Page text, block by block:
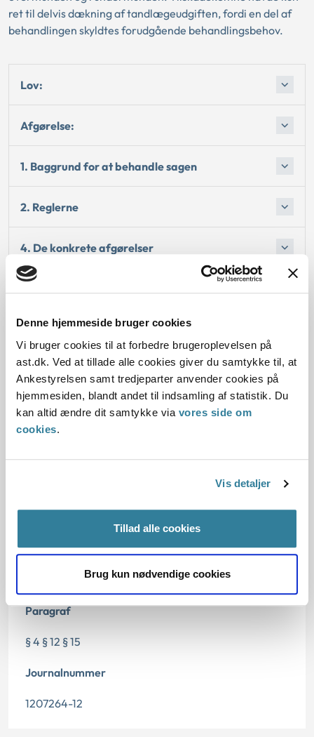
Denne hjemmeside bruger cookies
Vi bruger cookies til at forbedre brugeroplevelsen på
ast.dk. Ved at tillade alle cookies giver du samtykke til, at
Ankestyrelsen samt tredjeparter anvender cookies på
hjemmesiden, blandt andet til indsamling af statistik. Du
kan altid ændre dit samtykke via vores side om
cookies.
Vis detaljer
Tillad alle cookies
Brug kun nødvendige cookies
ret til delvis dækning af tandlægeudgiften, fordi en del af
behandlingen skyldtes forudgående behandlingsbehov.
Lov:
Afgørelse:
1. Baggrund for at behandle sagen
2. Reglerne
4. De konkrete afgørelser
Bemærkninger til klagen
Begrundelsen for afgørelsen
Bemærkninger til klagen
Offentliggørelsesdato
Paragraf
§ 4 § 12 § 15
Journalnummer
1207264-12